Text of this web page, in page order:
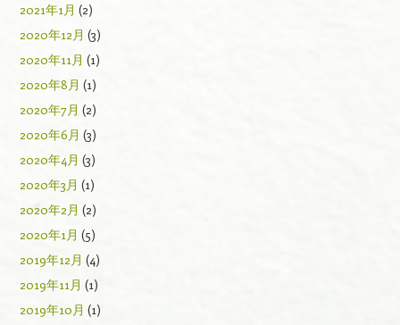
2021年1月 (2)
2020年12月 (3)
2020年11月 (1)
2020年8月 (1)
2020年7月 (2)
2020年6月 (3)
2020年4月 (3)
2020年3月 (1)
2020年2月 (2)
2020年1月 (5)
2019年12月 (4)
2019年11月 (1)
2019年10月 (1)